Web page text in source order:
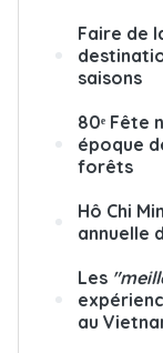
Faire de
saisons
80ᵉ Fête
époque
forêts
Hô Chi
annuelle
Les
au